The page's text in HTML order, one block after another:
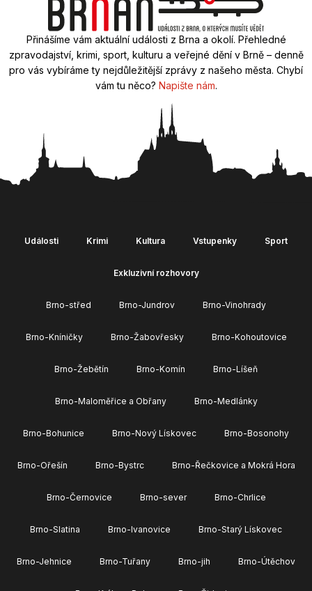
Přinášíme vám aktuální události z Brna a okolí. Přehledné
zpravodajství, krimi, sport, kulturu a veřejné dění v Brně – denně
pro vás vybíráme ty nejdůležitější zprávy z našeho města. Chybí
vám tu něco? Napište nám.
Události Krimi Kultura Vstupenky Sport
Exkluzivní rozhovory
Brno-střed Brno-Jundrov Brno-Vinohrady
Brno-Kníničky Brno-Žabovřesky Brno-Kohoutovice
Brno-Žebětín Brno-Komín Brno-Líšeň
Brno-Maloměřice a Obřany Brno-Medlánky
Brno-Bohunice Brno-Nový Lískovec Brno-Bosonohy
Brno-Ořešín Brno-Bystrc Brno-Řečkovice a Mokrá Hora
Brno-Černovice Brno-sever Brno-Chrlice
Brno-Slatina Brno-Ivanovice Brno-Starý Lískovec
Brno-Jehnice Brno-Tuřany Brno-jih Brno-Útěchov